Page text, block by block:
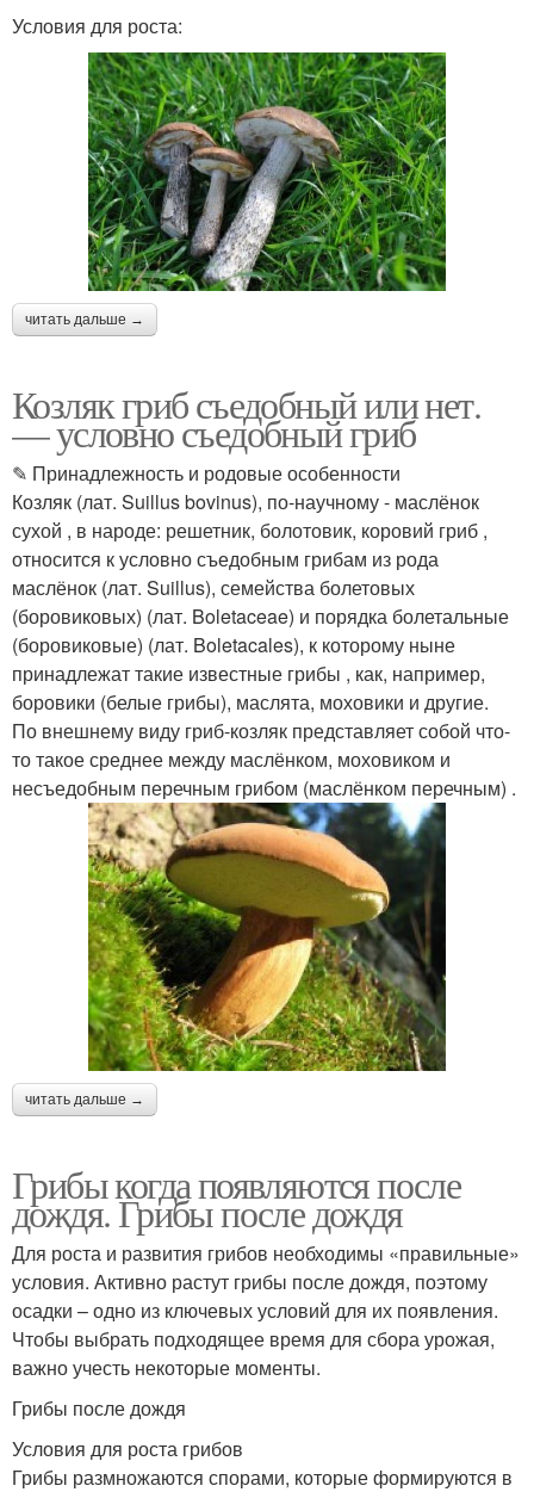
Условия для роста:
читать дальше →
Козляк гриб съедобный или нет.
— условно съедобный гриб
✎ Принадлежность и родовые особенности
Козляк (лат. Suillus bovinus), по-научному - маслёнок
сухой , в народе: решетник, болотовик, коровий гриб ,
относится к условно съедобным грибам из рода
маслёнок (лат. Suillus), семейства болетовых
(боровиковых) (лат. Boletaceae) и порядка болетальные
(боровиковые) (лат. Boletacales), к которому ныне
принадлежат такие известные грибы , как, например,
боровики (белые грибы), маслята, моховики и другие.
По внешнему виду гриб-козляк представляет собой что-
то такое среднее между маслёнком, моховиком и
несъедобным перечным грибом (маслёнком перечным) .
читать дальше →
Грибы когда появляются после
дождя. Грибы после дождя
Для роста и развития грибов необходимы «правильные»
условия. Активно растут грибы после дождя, поэтому
осадки – одно из ключевых условий для их появления.
Чтобы выбрать подходящее время для сбора урожая,
важно учесть некоторые моменты.
Грибы после дождя
Условия для роста грибов
Грибы размножаются спорами, которые формируются в